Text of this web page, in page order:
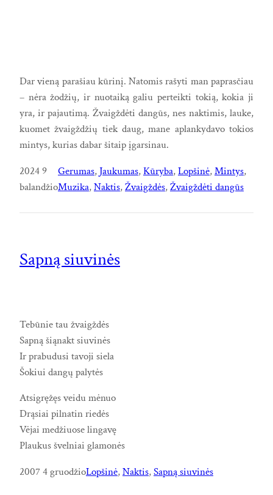
Dar vieną parašiau kūrinį. Natomis rašyti man paprasčiau
– nėra žodžių, ir nuotaiką galiu perteikti tokią, kokia ji
yra, ir pajautimą. Žvaigždėti dangūs, nes naktimis, lauke,
kuomet žvaigždžių tiek daug, mane aplankydavo tokios
mintys, kurias dabar šitaip įgarsinau.
2024 9
balandžio
Gerumas, Jaukumas, Kūryba, Lopšinė, Mintys
Muzika, Naktis, Žvaigždės, Žvaigždėti dangūs
Sapną siuvinės
Tebūnie tau žvaigždės
Sapną šiąnakt siuvinės
Ir prabudusi tavoji siela
Šokiui dangų palytės
Atsigręžęs veidu mėnuo
Drąsiai pilnatin riedės
Vėjai medžiuose lingavę
Plaukus švelniai glamonės
2007 4 gruodžioLopšinė, Naktis, Sapną siuvinės